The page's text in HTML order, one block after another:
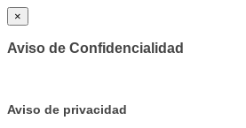
×
Aviso de Confidencialidad
Aviso de privacidad